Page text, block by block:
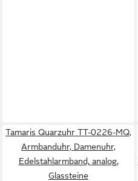
Tamaris Quarzuhr TT-0226-MQ,
Armbanduhr, Damenuhr,
Edelstahlarmband, analog,
Glassteine